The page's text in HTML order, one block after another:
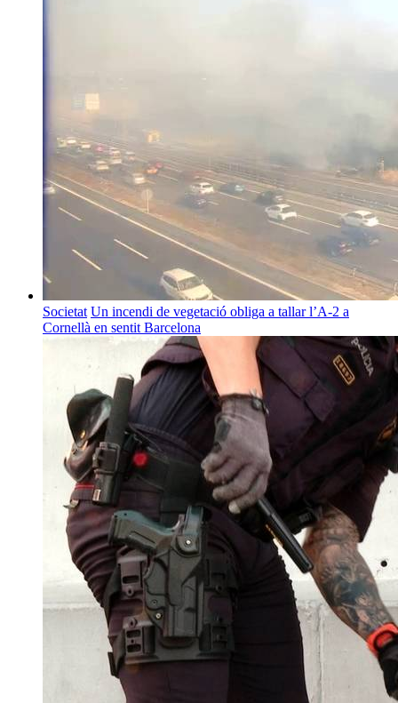
Societat Un incendi de vegetació obliga a tallar l’A-2 a
Cornellà en sentit Barcelona